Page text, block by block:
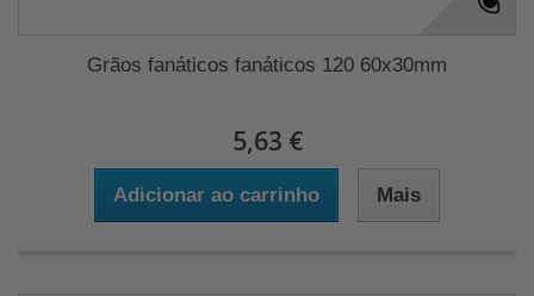
Grãos fanáticos fanáticos 120 60x30mm
5,63 €
Adicionar ao carrinho Mais